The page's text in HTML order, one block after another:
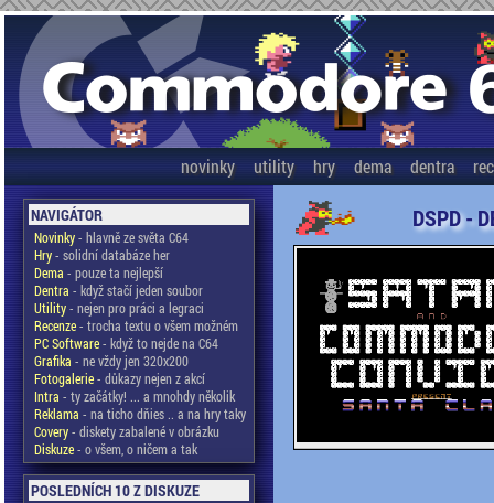
novinky utility hry dema dentra
NAVIGÁTOR
Novinky- hlavně ze světa C64
Hry- solidní databáze her
Dema - pouze ta nejlepší
Dentra - když stačí jeden soubor
Utility- nejen pro práci a legraci
Recenze- trocha textu o všem možném
PC Software- když to nejde na C64
Grafika - ne vždy jen 320x200
Fotogalerie- důkazy nejen z akcí
Intra - ty začátky! ... a mnohdy několik
Reklama - na ticho dňies .. a na hry taky
Covery- diskety zabalené v obrázku
Diskuze- o všem, o ničem a tak
POSLEDNÍCH 10 Z DISKUZE
DSPD -